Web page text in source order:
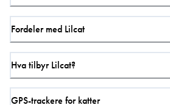
Fordeler med Lilcat
Hva tilbyr Lilcat?
GPS-trackere for katter